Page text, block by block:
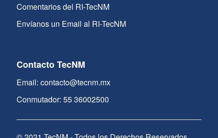
Comentarios del RI-TecNM
Envíanos un Email al RI-TecNM
Contacto TecNM
Email: contacto@tecnm.mx
Conmutador: 55 36002500